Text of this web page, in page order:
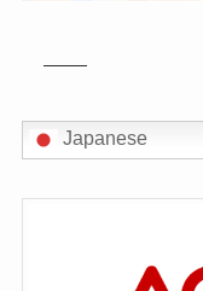
Japanese